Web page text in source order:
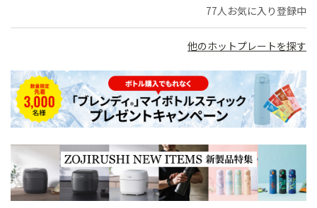
77人お気に入り登録中
他のホットプレートを探す